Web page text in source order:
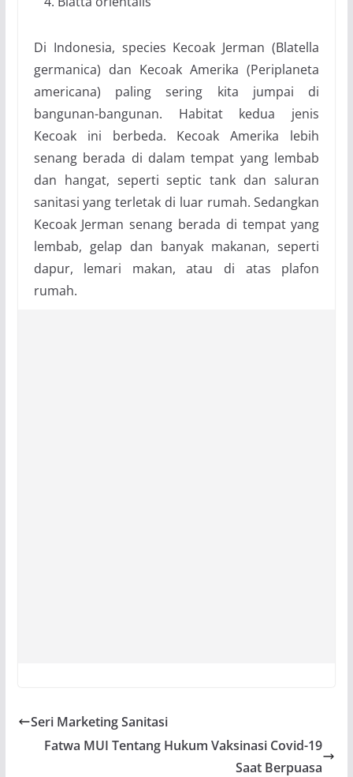
Di Indonesia, species Kecoak Jerman (Blatella
germanica) dan Kecoak Amerika (Periplaneta
americana) paling sering kita jumpai di
bangunan-bangunan. Habitat kedua jenis
Kecoak ini berbeda. Kecoak Amerika lebih
senang berada di dalam tempat yang lembab
dan hangat, seperti septic tank dan saluran
sanitasi yang terletak di luar rumah. Sedangkan
Kecoak Jerman senang berada di tempat yang
lembab, gelap dan banyak makanan, seperti
dapur, lemari makan, atau di atas plafon
rumah.
Seri Marketing Sanitasi
Fatwa MUI Tentang Hukum Vaksinasi Covid-19
Saat Berpuasa